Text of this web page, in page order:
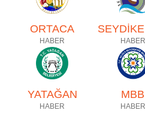
ORTACA
HABER HABER
YATAĞAN
HABER
MBB
HABER